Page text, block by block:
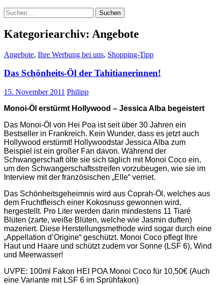
Suchen
nach:
Kategoriearchiv: Angebote
Angebote, Ihre Werbung bei uns, Shopping-Tipp
Das Schönheits-Öl der Tahitianerinnen!
15. November 2011 Philipp
Monoi-Öl erstürmt Hollywood – Jessica Alba begeistert
Das Monoi-Öl von Hei Poa ist seit über 30 Jahren ein
Bestseller in Frankreich. Kein Wunder, dass es jetzt auch
Hollywood erstürmt! Hollywoodstar Jessica Alba zum
Beispiel ist ein großer Fan davon. Während der
Schwangerschaft ölte sie sich täglich mit Monoi Coco ein,
um den Schwangerschaftsstreifen vorzubeugen, wie sie im
Interview mit der französischen „Elle“ verriet.
Das Schönheitsgeheimnis wird aus Coprah-Öl, welches aus
dem Fruchtfleisch einer Kokosnuss gewonnen wird,
hergestellt. Pro Liter werden darin mindestens 11 Tiaré
Blüten (zarte, weiße Blüten, welche wie Jasmin duften)
mazeriert. Diese Herstellungsmethode wird sogar durch eine
„Appellation d’Origine“ geschützt. Monoi Coco pflegt Ihre
Haut und Haare und schützt zudem vor Sonne (LSF 6), Wind
und Meerwasser!
UVPE: 100ml Fakon HEI POA Monoi Coco für 10,50€ (Auch
eine Variante mit LSF 6 im Sprühfakon)